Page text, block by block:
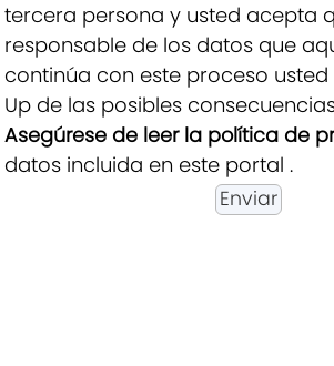
tercera persona y usted acepta
responsable de los datos que
continúa con este proceso usted
Up de las posibles
Asegúrese de leer la política de
datos incluida en este portal .